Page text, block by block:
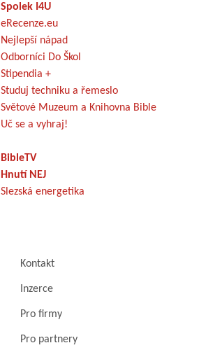
Spolek I4U
eRecenze.eu
Nejlepší nápad
Odborníci Do Škol
Stipendia +
Studuj techniku a řemeslo
Světové Muzeum a Knihovna Bible
Uč se a vyhraj!
BibleTV
Hnutí NEJ
Slezská energetika
Kontakt
Inzerce
Pro firmy
Pro partnery